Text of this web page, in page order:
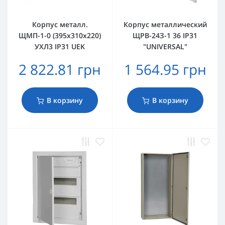
Корпус металл.
ЩМП-1-0 (395х310х220)
УХЛ3 IP31 UEK
2 822.81 грн
В корзину
Корпус металлический
ЩРВ-24З-1 36 IP31
"UNIVERSAL"
1 564.95 грн
В корзину